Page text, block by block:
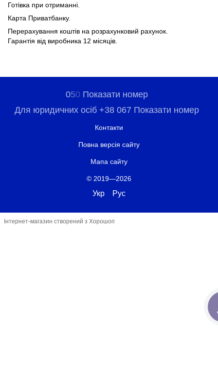
Готівка при отриманні.
Карта Приватбанку.
Перерахування коштів на розрахунковий рахунок.
Гарантія від виробника 12 місяців.
050 Показати номер
Для юридичних осіб +38 067 Показати номер
Контакти
Повна версія сайту
Мапа сайту
© 2019—2026
Укр Рус
Інтернет-магазин створений з Хорошоп